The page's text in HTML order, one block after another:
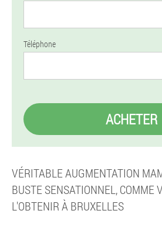
Téléphone
ACHETER
VÉRITABLE AUGMENTATION
BUSTE SENSATIONNEL, COMME
L'OBTENIR À BRUXELLES